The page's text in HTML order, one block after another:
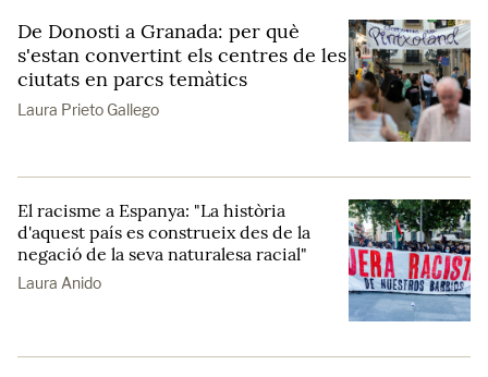
De Donosti a Granada: per què
s'estan convertint els centres de les
ciutats en parcs temàtics
Laura Prieto Gallego
El racisme a Espanya: "La història
d'aquest país es construeix des de la
negació de la seva naturalesa racial"
Laura Anido